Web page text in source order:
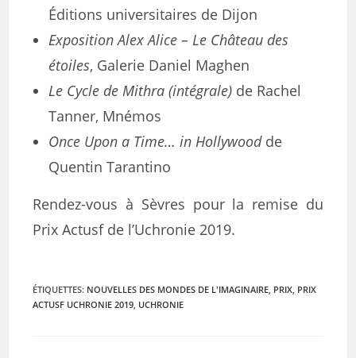
Éditions universitaires de Dijon
Exposition Alex Alice – Le Château des
étoiles, Galerie Daniel Maghen
Le Cycle de Mithra (intégrale) de Rachel
Tanner, Mnémos
Once Upon a Time… in Hollywoodde
Quentin Tarantino
Rendez-vous à Sèvres pour la remise du
Prix Actusf de l’Uchronie 2019.
ÉTIQUETTES: NOUVELLES DES MONDES DE L'IMAGINAIRE, PRIX, PRIX
ACTUSF UCHRONIE 2019, UCHRONIE